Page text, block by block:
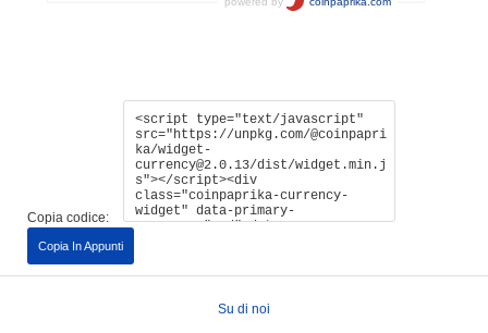
Copia codice:
Copia In Appunti
Su di noi